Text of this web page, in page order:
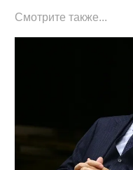
Смотрите также...